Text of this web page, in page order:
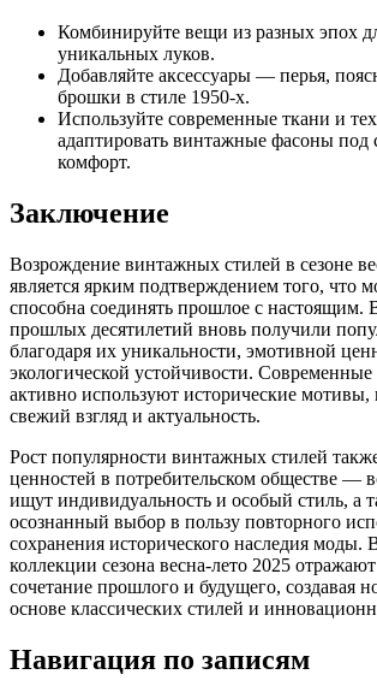
Комбинируйте вещи из разных эпох
уникальных луков.
Добавляйте аксессуары — перья,
брошки в стиле 1950-х.
Используйте современные ткани и
адаптировать винтажные фасоны под
комфорт.
Заключение
Возрождение винтажных стилей в сезоне
является ярким подтверждением того, что
способна соединять прошлое с
прошлых десятилетий вновь получили
благодаря их уникальности, эмотивной
экологической устойчивости.
активно используют исторические мотивы,
свежий взгляд и актуальность.
Рост популярности винтажных стилей
ценностей в потребительском обществе —
ищут индивидуальность и особый стиль, а
осознанный выбор в пользу повторного
сохранения исторического наследия моды. В
коллекции сезона весна-лето 2025
сочетание прошлого и будущего, создавая
основе классических стилей и
Навигация по записям